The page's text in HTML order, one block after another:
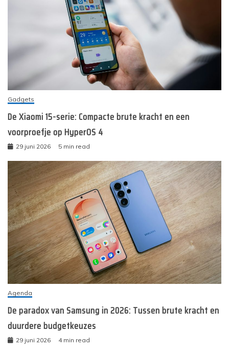
Gadgets
De Xiaomi 15-serie: Compacte brute kracht en een
voorproefje op HyperOS 4
29 juni 2026 5 min read
Agenda
De paradox van Samsung in 2026: Tussen brute kracht en
duurdere budgetkeuzes
29 juni 2026 4 min read